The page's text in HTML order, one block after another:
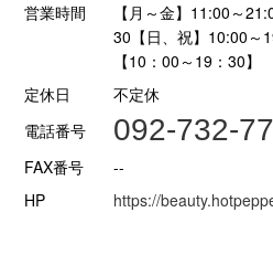
営業時間
【月～金】11:00～
30【日、祝】10:00～
【10：00～19：30】
定休日
不定休
電話番号
092-732-
FAX番号
--
HP
https://